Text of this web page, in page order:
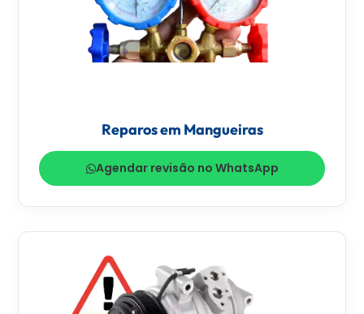
Reparos em Mangueiras
Agendar revisão no WhatsApp